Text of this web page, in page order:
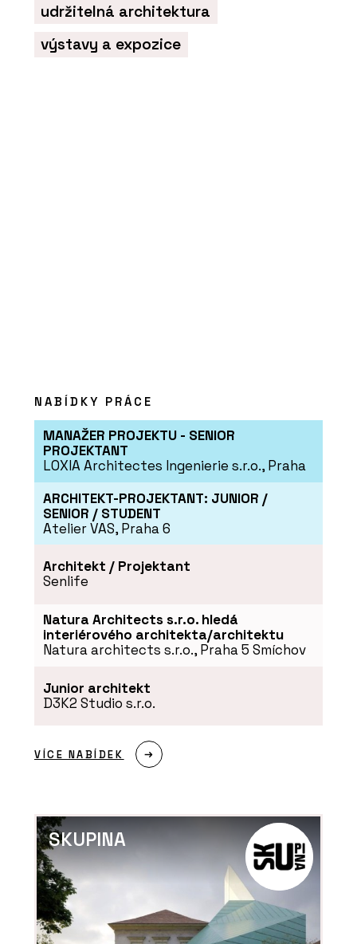
ČLÁNKY
ČLÁNKY
„V jižních Čechách stavíme hlavně
byty. Ne proto, že bychom nechtěli
trh,“ říká Pavel Míka z HINTONu
ČLÁNKY
udržitelná architektura
výstavy a expozice
NABÍDKY PRÁCE
MANAŽER PROJEKTU - SENIOR
PROJEKTANT
LOXIA Architectes Ingenierie s.r.o., Praha
ARCHITEKT-PROJEKTANT: JUNIOR /
SENIOR / STUDENT
Atelier VAS, Praha 6
Architekt / Projektant
Senlife
Natura Architects s.r.o. hledá
interiérového architekta/architektu
Natura architects s.r.o., Praha 5 Smíchov
Junior architekt
D3K2 Studio s.r.o.
VÍCE NABÍDEK
SKUPINA